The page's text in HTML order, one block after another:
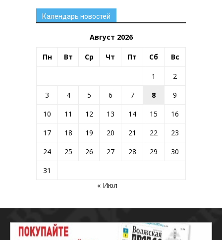
Календарь новостей
Август 2026
Пн Вт Ср Чт Пт Сб Вс
1
2
3
4 5 6 7 8
9
10
11 12 13 14 15
16
17
18 19 20 21 22
23
24
25 26 27 28 29
30
31
« Июл